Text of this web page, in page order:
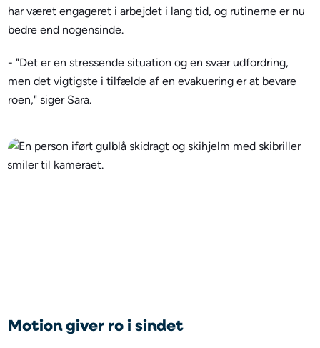
har været engageret i arbejdet i lang tid, og rutinerne er nu
bedre end nogensinde.
- "Det er en stressende situation og en svær udfordring,
men det vigtigste i tilfælde af en evakuering er at bevare
roen," siger Sara.
Motion giver ro i sindet